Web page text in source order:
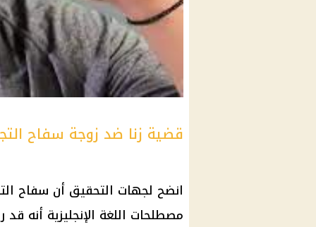
قضية زنا ضد زوجة سفاح
انضح لجهات التحقيق أن سفاح
مصطلحات اللغة الإنجليزية أنه